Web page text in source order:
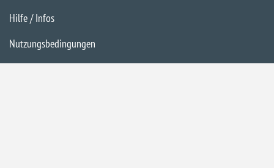
Hilfe / Infos
Nutzungsbedingungen